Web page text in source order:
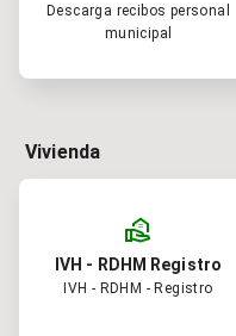
Descarga recibos personal
municipal
Vivienda
real_estate_agent
IVH - RDHM Registro
IVH - RDHM - Registro